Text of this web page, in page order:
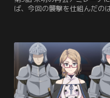
ば、今回の襲撃を仕組んだの
騎士の二番隊隊長・ゼントスで
自身が目撃したことや王家の
語り出す。自身が王女を襲撃
人に仕立て上げられてしまう
に至ったカイルたちは、迫る
切り抜けるため、正面から打
ことを決める。